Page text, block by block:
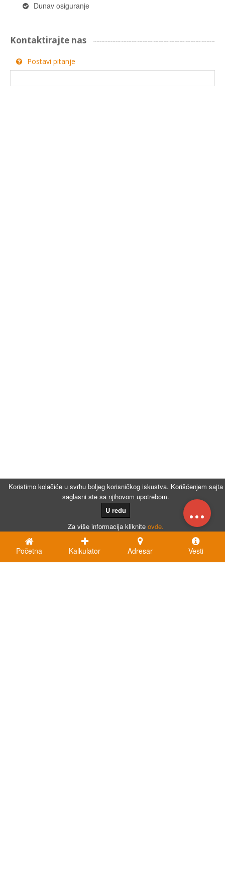
Koristimo kolačiće u svrhu boljeg korisničkog iskustva. Korišćenjem sajta
saglasni ste sa njihovom upotrebom.
U redu
Za više informacija kliknite ovde.
Dunav osiguranje
Kontaktirajte nas
Postavi pitanje
...
Početna Kalkulator Adresar Vesti